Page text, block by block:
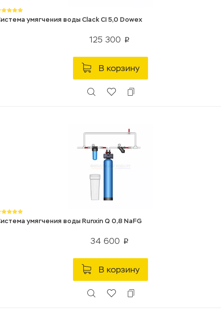
умягчения воды Clack CI 5,0 Dowex
125 300 p
В корзину
умягчения воды Runxin Q 0,8 NaFG
34 600 p
В корзину